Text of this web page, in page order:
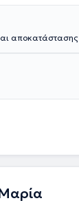
αποκατάστασης